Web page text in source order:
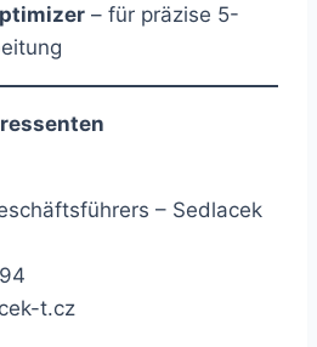
– für präzise 5-
– Sedlacek
t.cz